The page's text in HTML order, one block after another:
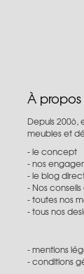
À
Depuis 2006,
meubles et
le concept
nos
le blog
Nos
toutes nos
tous nos
mentions
conditions